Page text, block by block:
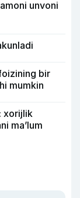
unvoni
bir
mumkin
xorijlik
ma’lum